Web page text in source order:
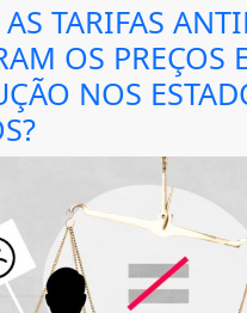
TARIFAS
OS PREÇOS
NOS